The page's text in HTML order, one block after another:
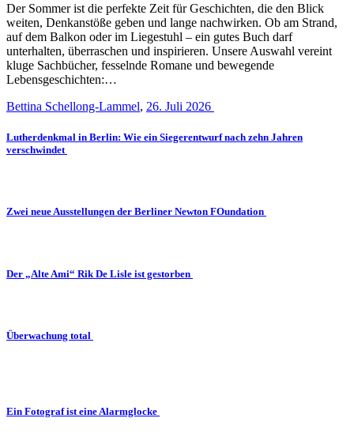
Der Sommer ist die perfekte Zeit für Geschichten, die den Blick
weiten, Denkanstöße geben und lange nachwirken. Ob am Strand,
auf dem Balkon oder im Liegestuhl – ein gutes Buch darf
unterhalten, überraschen und inspirieren. Unsere Auswahl vereint
kluge Sachbücher, fesselnde Romane und bewegende
Lebensgeschichten:…
Bettina Schellong-Lammel, 26. Juli 2026
Lutherdenkmal in Berlin: Wie ein Siegerentwurf nach zehn Jahren
verschwindet
Zwei neue Ausstellungen der Berliner Newton FOundation
Der „Alte Ami“ Rik De Lisle ist gestorben
Überwachung total
Ein Fotograf ist eine Alarmglocke